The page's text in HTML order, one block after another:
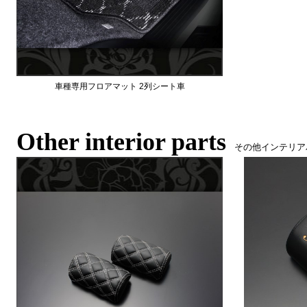
車種専用フロアマット 2列シート車
Other interior parts その他インテリ